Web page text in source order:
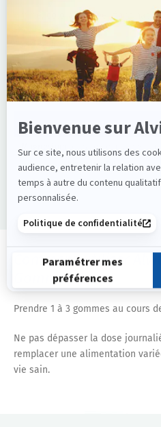
Arome, colorant et gélifiant
Sans gélatine, sans sucre.
Ingrédients actifs :
Composition
Magnésium (citrate de magnésium)
Vitamine B6
* Valeurs Nutritionnelles de Référence
Comment utiliser
Gommes ?
Prendre 1 à 3 gommes au cours
Ne pas dépasser la dose
remplacer une alimentation
vie sain.